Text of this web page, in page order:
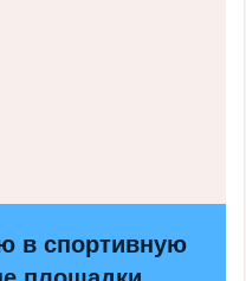
в спортивную